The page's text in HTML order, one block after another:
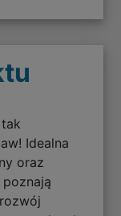
Idealna
oraz
poznają